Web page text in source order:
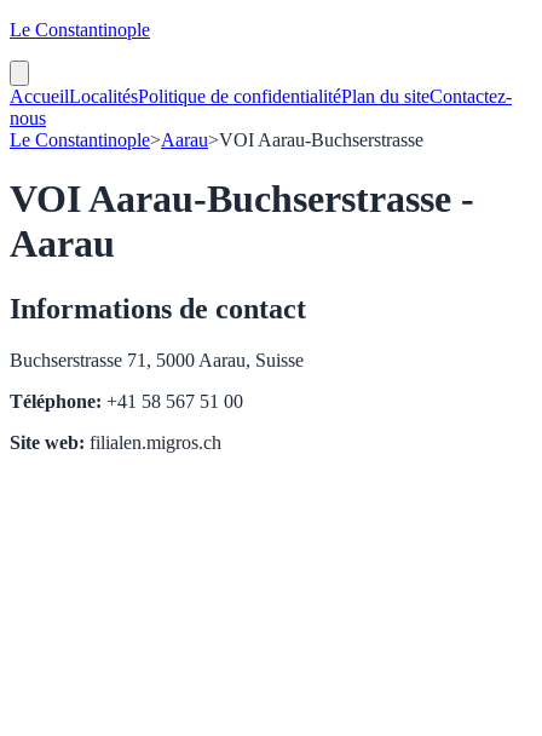
Le Constantinople
AccueilLocalitésPolitique de confidentialitéPlan du siteContactez-
nous
Le Constantinople>Aarau>VOI Aarau-Buchserstrasse
VOI Aarau-Buchserstrasse -
Aarau
Informations de contact
Buchserstrasse 71, 5000 Aarau, Suisse
Téléphone: +41 58 567 51 00
Site web: filialen.migros.ch